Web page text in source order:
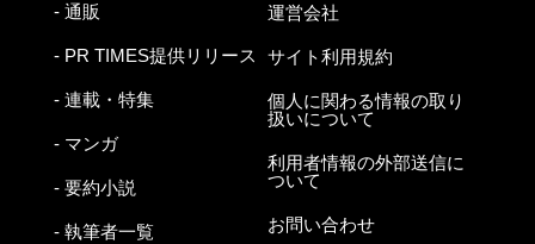
- 通販
- PR TIMES提供リリース
- 連載・特集
- マンガ
- 要約小説
- 執筆者一覧
運営会社
サイト利用規約
個人に関わる情報の取り
扱いについて
利用者情報の外部送信に
ついて
お問い合わせ